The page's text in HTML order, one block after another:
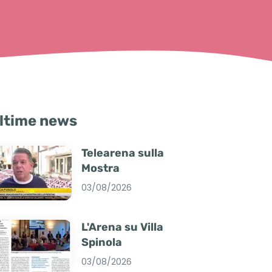
news
Telearena sulla
Mostra
03/08/2026
L'Arena su Villa
Spinola
03/08/2026